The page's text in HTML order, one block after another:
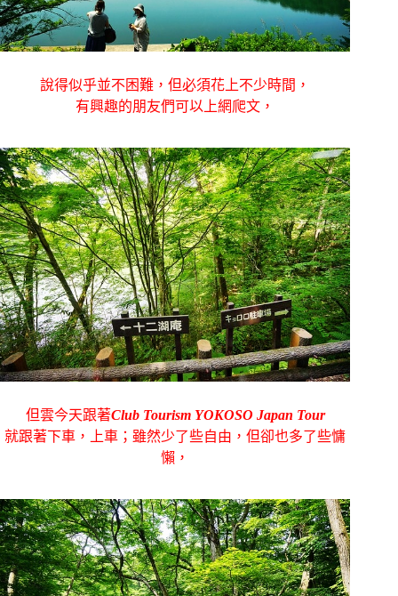
說得似乎並不困難，但必須花上不少時間，
有興趣的朋友們可以上網爬文，
但雲今天跟著Club Tourism YOKOSO Japan Tour
就跟著下車，上車；雖然少了些自由，但卻也多了些慵
懶，